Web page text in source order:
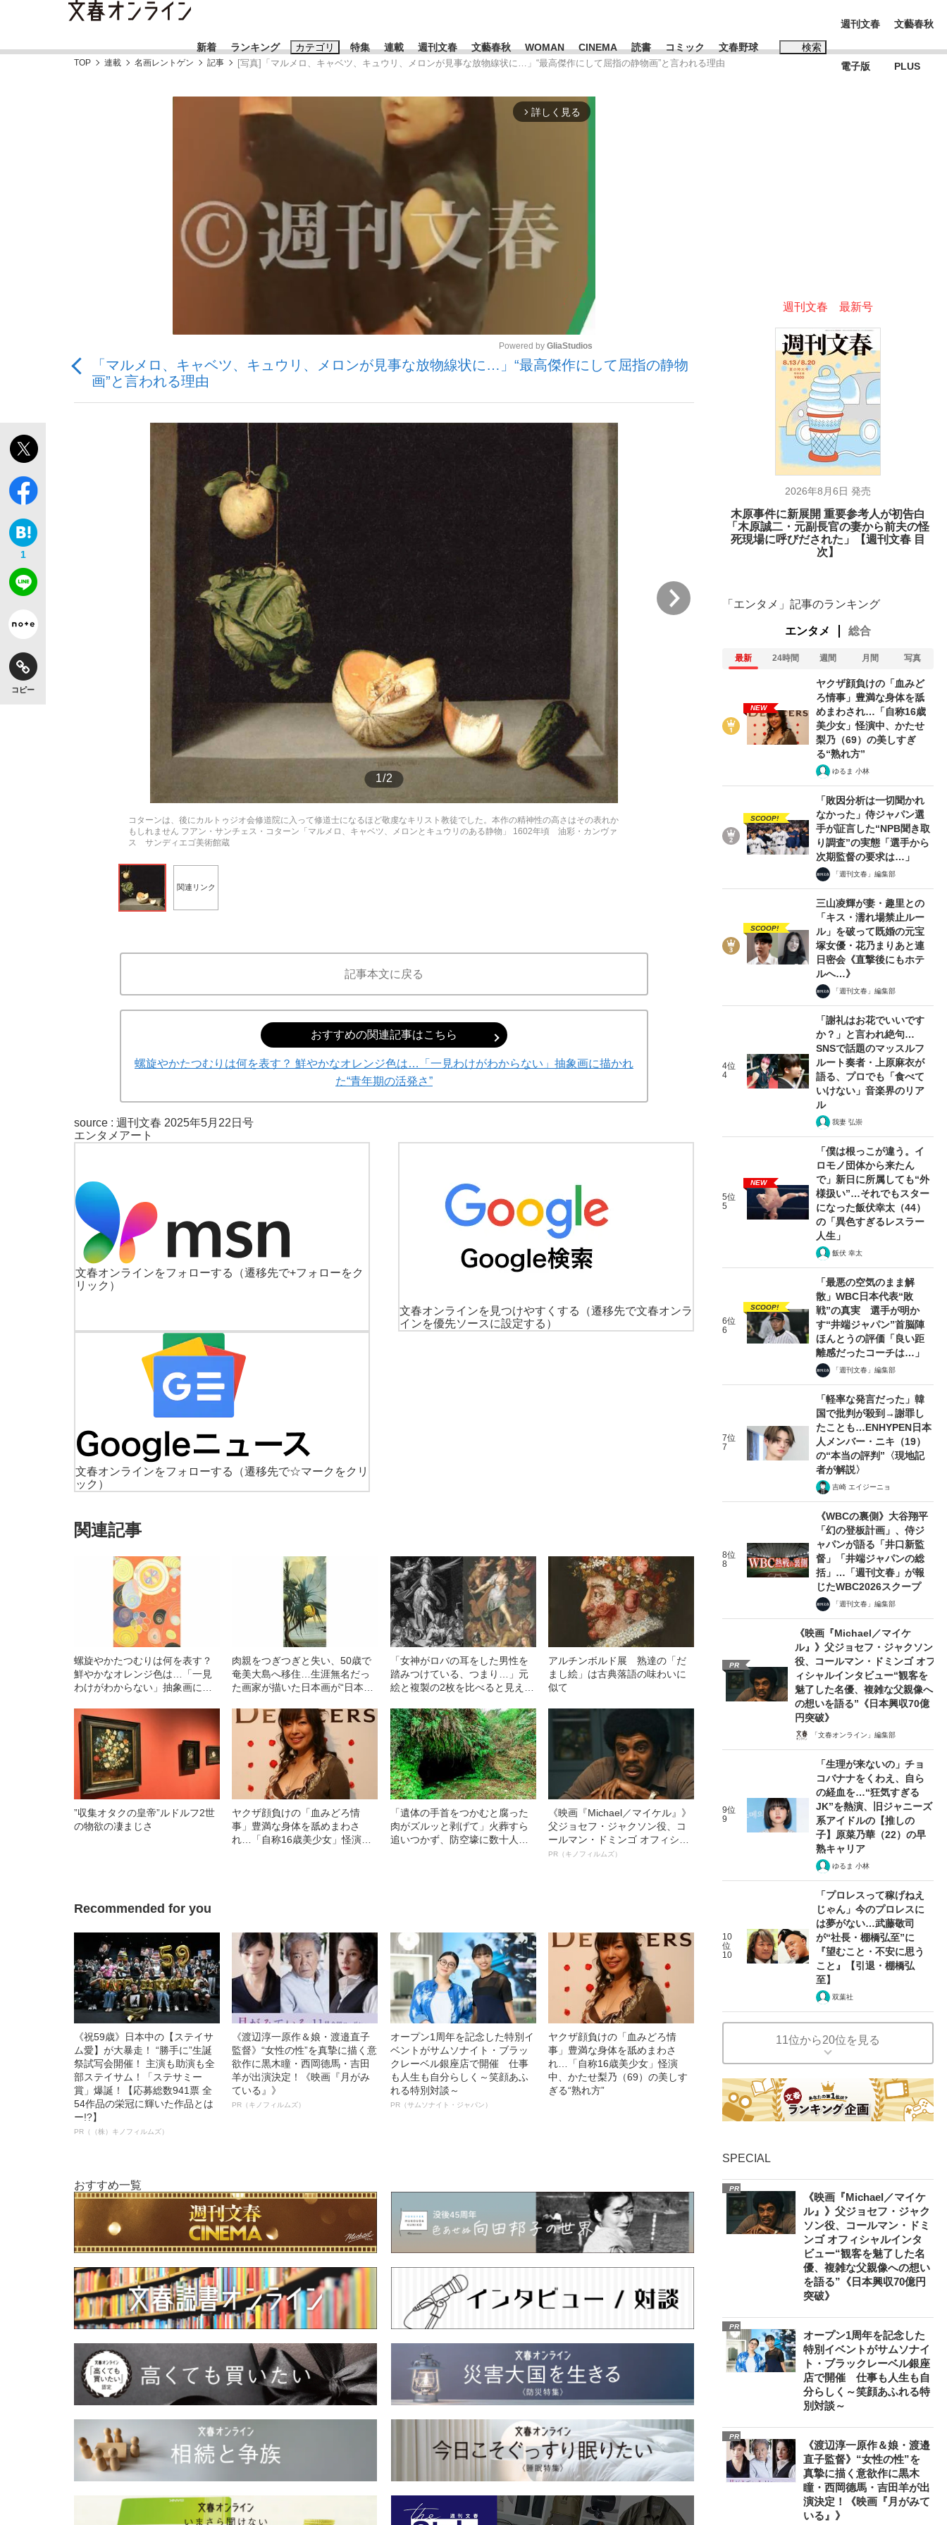
新着 ランキング カテゴリ
「90%は失敗する。でも…」本田圭佑が初めて明かした日本代表監督に... 「最悪の空気のまま解散」WBC日本代表“敗戦”の真実 選手が明かす...
「敗因分析は一切聞かれなかった」侍ジャパン選手が証言した“NPB聞... 「クマが悪者扱いされているのが悲しい」『北の国から』倉本聰氏（91...
「目標達成できなかったからと言って…」サッカー日本代表・森保一監督...
特集
いまさら聞けない資産運用のすべて
連載 週刊文春 文藝春秋 WOMAN CINEMA 読書 コミック 文春野球 検索
おすすめのキーワードタグ一覧
#藤田晋 #後藤真希 #森岡毅 #城彰二
#亀和田武
週刊文春
電子版
文藝春秋
PLUS
TOP 連載 名画レントゲン 記事 [写真]「マルメロ、キャベツ、キュウリ、メロンが見事な放物線状に…」“最高傑作にして屈指の静物画”と言われる理由
arrow_forward_ios 詳しく見る
Powered by GliaStudios
「マルメロ、キャベツ、キュウリ、メロンが見事な放物線状に…」“最高傑作にして屈指の静物
画”と言われる理由
1
コピー
1/2
コターンは、後にカルトゥジオ会修道院に入って修道士になるほど敬虔なキリスト教徒でした。本作の精神性の高さはその表れか
もしれません フアン・サンチェス・コターン「マルメロ、キャベツ、メロンとキュウリのある静物」 1602年頃 油彩・カンヴァ
ス サンディエゴ美術館蔵
「マルメロ、キャベツ、キュウリ、メロンが見事な放物
フアン・サンチェス・コターン「マルメロ、キャベツ、
螺旋やかたつむりは何を表す？ 鮮やかなオレンジ色
肉親をつぎつぎと失い、50歳で奄
日本画が“日本画らしくない”その理由とは 「女神がロバ
り…」元絵と複製の2枚を比べると見えてくる“相違点”
関連リンク
記事本文に戻る
おすすめの関連記事はこちら
螺旋やかたつむりは何を表す？ 鮮やかなオレンジ色は…「一見わけがわからない」抽象画に描かれ
た“青年期の活発さ”
source : 週刊文春 2025年5月22日号
エンタメ アート
文春オンラインをフォローする
（遷移先で+フォローをク
リック）
文春オンラインを見つけやすくする
（遷移先で文春オンラ
インを優先ソースに設定する）
文春オンラインをフォローする
（遷移先で☆マークをクリ
ック）
関連記事
螺旋やかたつむりは何を表す？
鮮やかなオレンジ色は…「一見
わけがわからない」抽象画に描
肉親をつぎつぎと失い、50歳で
奄美大島へ移住…生涯無名だっ
た画家が描いた日本画が“日本画
「女神がロバの耳をした男性を
踏みつけている、つまり…」元
絵と複製の2枚を比べると見えて
アルチンボルド展 熟達の「だ
まし絵」は古典落語の味わいに
似て
”収集オタクの皇帝”ルドルフ2世
の物欲の凄まじさ
ヤクザ顔負けの「血みどろ情
事」豊満な身体を舐めまわさ
れ…「自称16歳美少女」怪演
「遺体の手首をつかむと腐った
肉がズルッと剥げて」火葬すら
追いつかず、防空壕に数十人
《映画『Michael／マイケル』》
父ジョセフ・ジャクソン役、コ
ールマン・ドミンゴ オフィシャ
ルインタビュー“観客を魅了した
PR（キノフィルムズ）
Recommended for you
《祝59歳》日本中の【ステイサ
ム愛】が大暴走！ “勝手に”生誕
祭試写会開催！ 主演も助演も全
部ステイサム！「ステサミー
賞」爆誕！【応募総数941票 全
54作品の栄冠に輝いた作品とは
ー!?】
PR（（株）キノフィルムズ）
《渡辺淳一原作＆娘・渡邉直子
監督》“女性の性”を真摯に描く意
欲作に黒木瞳・西岡德馬・吉田
羊が出演決定！《映画『月がみ
ている』》
PR（キノフィルムズ）
オープン1周年を記念した特別イ
ベントがサムソナイト・ブラッ
クレーベル銀座店で開催 仕事
も人生も自分らしく～笑顔あふ
れる特別対談～
PR（サムソナイト・ジャパン）
ヤクザ顔負けの「血みどろ情
事」豊満な身体を舐めまわさ
れ…「自称16歳美少女」怪演
中、かたせ梨乃（69）の美しす
ぎる“熟れ方”
おすすめ一覧
週刊文春 最新号
2026年8月6日 発売
木原事件に新展開 重要参考人が初告白
「木原誠二・元副長官の妻から前夫の怪
死現場に呼びだされた」【週刊文春 目
次】
「エンタメ」記事のランキング
エンタメ 総合
最新 24時間 週間 月間 写真
NEW
ヤクザ顔負けの「血みど
ろ情事」豊満な身体を舐
めまわされ…「自称16歳
美少女」怪演中、かたせ
梨乃（69）の美しすぎ
る“熟れ方”
ゆるま 小林
SCOOP!
「敗因分析は一切聞かれ
なかった」侍ジャパン選
手が証言した“NPB聞き取
り調査”の実態「選手から
次期監督の要求は…」
「週刊文春」編集部
SCOOP!
三山凌輝が妻・趣里との
「キス・濡れ場禁止ルー
ル」を破って既婚の元宝
塚女優・花乃まりあと連
日密会《直撃後にもホテ
ルへ…》
「週刊文春」編集部
4位
4
「謝礼はお花でいいです
か？」と言われ絶句…
SNSで話題のマッスルフ
ルート奏者・上原麻衣が
語る、プロでも「食べて
いけない」音楽界のリア
ル
我妻 弘崇
5位
5
NEW
「僕は根っこが違う。イ
ロモノ団体から来たん
で」新日に所属しても“外
様扱い”…それでもスター
になった飯伏幸太（44）
の「異色すぎるレスラー
人生」
飯伏 幸太
6位
6
SCOOP!
「最悪の空気のまま解
散」WBC日本代表“敗
戦”の真実 選手が明か
す“井端ジャパン”首脳陣
ほんとうの評価「良い距
離感だったコーチは…」
「週刊文春」編集部
7位
7
「軽率な発言だった」韓
国で批判が殺到→謝罪し
たことも…ENHYPEN日本
人メンバー・ニキ（19）
の“本当の評判”〈現地記
者が解説〉
吉崎 エイジーニョ
8位
8
《WBCの裏側》大谷翔平
「幻の登板計画」、侍ジ
ャパンが語る「井口新監
督」「井端ジャパンの総
括」…「週刊文春」が報
じたWBC2026スクープ
「週刊文春」編集部
PR
《映画『Michael／マイケ
ル』》父ジョセフ・ジャクソン
役、コールマン・ドミンゴ オフ
ィシャルインタビュー“観客を
魅了した名優、複雑な父親像へ
の想いを語る”《日本興収70億
円突破》
「文春オンライン」編集部
9位
9
「生理が来ないの」チョ
コバナナをくわえ、自ら
の経血を…“狂気すぎる
JK”を熱演、旧ジャニーズ
系アイドルの【推しの
子】原菜乃華（22）の早
熟キャリア
ゆるま 小林
10
位
10
「プロレスって稼げねえ
じゃん」今のプロレスに
は夢がない…武藤敬司
が“社長・棚橋弘至”に
『望むこと・不安に思う
こと』【引退・棚橋弘
至】
双葉社
11位から20位を見る
SPECIAL
PR
《映画『Michael／マイケ
ル』》父ジョセフ・ジャク
ソン役、コールマン・ドミ
ンゴ オフィシャルインタ
ビュー“観客を魅了した名
優、複雑な父親像への想い
を語る”《日本興収70億円
突破》
PR
オープン1周年を記念した
特別イベントがサムソナイ
ト・ブラックレーベル銀座
店で開催 仕事も人生も自
分らしく～笑顔あふれる特
別対談～
PR
《渡辺淳一原作＆娘・渡邉
直子監督》“女性の性”を
真摯に描く意欲作に黒木
瞳・西岡德馬・吉田羊が出
演決定！《映画『月がみて
いる』》